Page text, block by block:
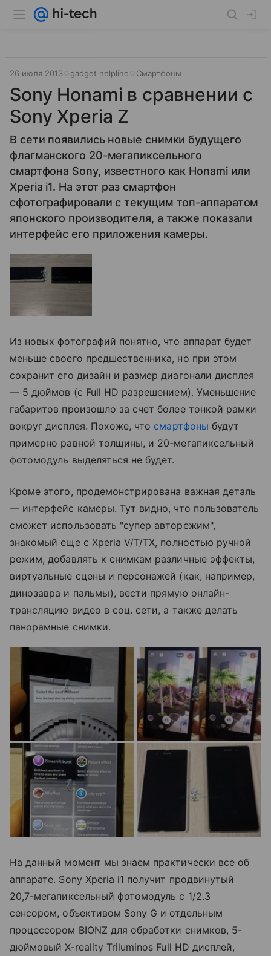
26 июля 2013 gadget helpline Смартфоны
Sony Honami в сравнении с
Sony Xperia Z
В сети появились новые снимки будущего
флагманского 20-мегапиксельного
смартфона Sony, известного как Honami или
Xperia i1. На этот раз смартфон
сфотографировали с текущим топ-аппаратом
японского производителя, а также показали
интерфейс его приложения камеры.
Из новых фотографий понятно, что аппарат будет
меньше своего предшественника, но при этом
сохранит его дизайн и размер диагонали дисплея
— 5 дюймов (с Full HD разрешением). Уменьшение
габаритов произошло за счет более тонкой рамки
вокруг дисплея. Похоже, что смартфоны будут
примерно равной толщины, и 20-мегапиксельный
фотомодуль выделяться не будет.
Кроме этого, продемонстрирована важная деталь
— интерфейс камеры. Тут видно, что пользователь
сможет использовать "супер авторежим",
знакомый еще с Xperia V/T/TX, полностью ручной
режим, добавлять к снимкам различные эффекты,
виртуальные сцены и персонажей (как, например,
динозавра и пальмы), вести прямую онлайн-
трансляцию видео в соц. сети, а также делать
панорамные снимки.
На данный момент мы знаем практически все об
аппарате. Sony Xperia i1 получит продвинутый
20,7-мегапиксельный фотомодуль с 1/2.3
сенсором, объективом Sony G и отдельным
процессором BIONZ для обработки снимков, 5-
дюймовый X-reality Triluminos Full HD дисплей,